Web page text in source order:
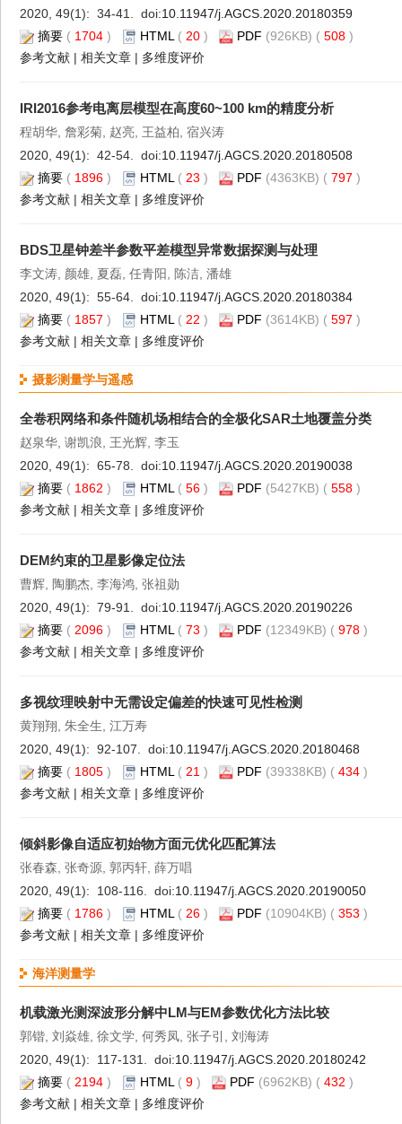
2020, 49(1): 34-41. doi:10.11947/j.AGCS.2020.20180359
摘要 ( 1704 ) HTML ( 20 ) PDF (926KB) ( 508 )
参考文献 | 相关文章 | 多维度评价
IRI2016参考电离层模型在高度60~100 km的精度分析
程胡华, 詹彩菊, 赵亮, 王益柏, 宿兴涛
2020, 49(1): 42-54. doi:10.11947/j.AGCS.2020.20180508
摘要 ( 1896 ) HTML ( 23 ) PDF (4363KB) ( 797 )
参考文献 | 相关文章 | 多维度评价
BDS卫星钟差半参数平差模型异常数据探测与处理
李文涛, 颜雄, 夏磊, 任青阳, 陈洁, 潘雄
2020, 49(1): 55-64. doi:10.11947/j.AGCS.2020.20180384
摘要 ( 1857 ) HTML ( 22 ) PDF (3614KB) ( 597 )
参考文献 | 相关文章 | 多维度评价
摄影测量学与遥感
全卷积网络和条件随机场相结合的全极化SAR土地覆盖分类
赵泉华, 谢凯浪, 王光辉, 李玉
2020, 49(1): 65-78. doi:10.11947/j.AGCS.2020.20190038
摘要 ( 1862 ) HTML ( 56 ) PDF (5427KB) ( 558 )
参考文献 | 相关文章 | 多维度评价
DEM约束的卫星影像定位法
曹辉, 陶鹏杰, 李海鸿, 张祖勋
2020, 49(1): 79-91. doi:10.11947/j.AGCS.2020.20190226
摘要 ( 2096 ) HTML ( 73 ) PDF (12349KB) ( 978 )
参考文献 | 相关文章 | 多维度评价
多视纹理映射中无需设定偏差的快速可见性检测
黄翔翔, 朱全生, 江万寿
2020, 49(1): 92-107. doi:10.11947/j.AGCS.2020.20180468
摘要 ( 1805 ) HTML ( 21 ) PDF (39338KB) ( 434 )
参考文献 | 相关文章 | 多维度评价
倾斜影像自适应初始物方面元优化匹配算法
张春森, 张奇源, 郭丙轩, 薛万唱
2020, 49(1): 108-116. doi:10.11947/j.AGCS.2020.20190050
摘要 ( 1786 ) HTML ( 26 ) PDF (10904KB) ( 353 )
参考文献 | 相关文章 | 多维度评价
海洋测量学
机载激光测深波形分解中LM与EM参数优化方法比较
郭锴, 刘焱雄, 徐文学, 何秀凤, 张子引, 刘海涛
2020, 49(1): 117-131. doi:10.11947/j.AGCS.2020.20180242
摘要 ( 2194 ) HTML ( 9 ) PDF (6962KB) ( 432 )
参考文献 | 相关文章 | 多维度评价